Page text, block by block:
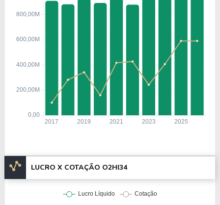
LUCRO X COTAÇÃO O2HI34